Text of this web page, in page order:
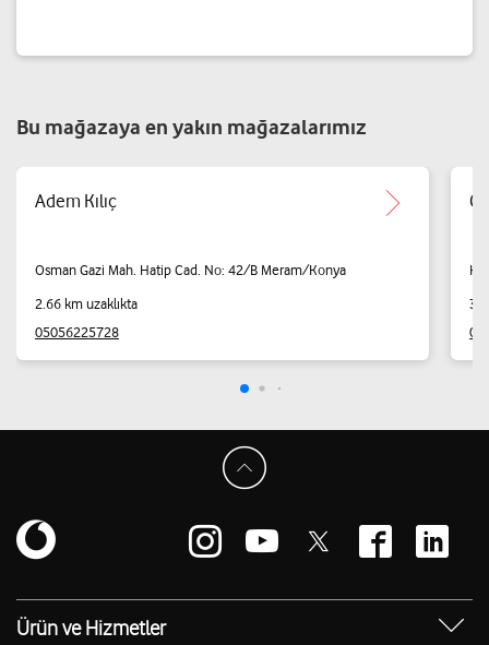
Bu mağazaya en yakın mağazalarımız
Adem Kılıç
Osman Gazi Mah. Hatip Cad. No: 42/B Meram/Konya
2.66 km uzaklıkta
05056225728
Ürün ve Hizmetler